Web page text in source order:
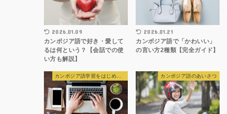
2026.01.09
カンボジア語で好き・愛して
るは何という？【会話での使
い方も解説】
2026.01.21
カンボジア語で「かわいい」
の言い方2種類【完全ガイド】
カンボジア語学習をはじめる前の準備 カンボジア語のあいさつ